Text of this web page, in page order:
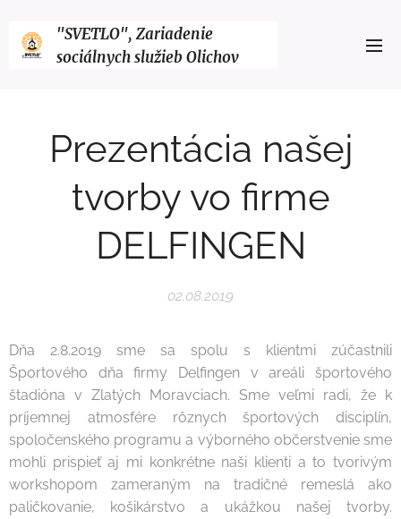
"SVETLO", Zariadenie
sociálnych služieb Olichov
Prezentácia našej
tvorby vo firme
DELFINGEN
02.08.2019
Dňa 2.8.2019 sme sa spolu s klientmi zúčastnili
Športového dňa firmy Delfingen v areáli športového
štadióna v Zlatých Moravciach. Sme veľmi radi, že k
príjemnej atmosfére rôznych športových disciplín,
spoločenského programu a výborného občerstvenie sme
mohli prispieť aj mi konkrétne naši klienti a to tvorivým
workshopom zameraným na tradičné remeslá ako
paličkovanie, košikárstvo a ukážkou našej tvorby.